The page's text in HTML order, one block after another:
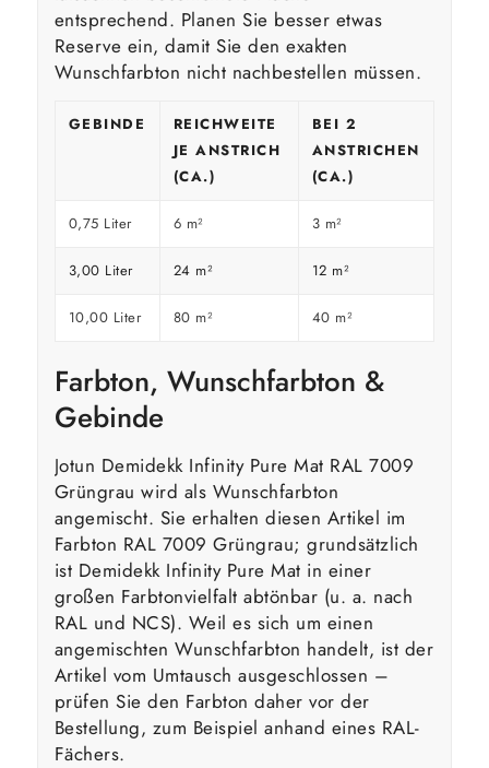
entsprechend. Planen Sie besser etwas
Reserve ein, damit Sie den exakten
Wunschfarbton nicht nachbestellen müssen.
GEBINDE
REICHWEITE
JE ANSTRICH
(CA.)
BEI 2
ANSTRICHEN
(CA.)
0,75 Liter 6 m² 3 m²
3,00 Liter 24 m² 12 m²
10,00 Liter 80 m² 40 m²
Farbton, Wunschfarbton &
Gebinde
Jotun Demidekk Infinity Pure Mat RAL 7009
Grüngrau wird als Wunschfarbton
angemischt. Sie erhalten diesen Artikel im
Farbton RAL 7009 Grüngrau; grundsätzlich
ist Demidekk Infinity Pure Mat in einer
großen Farbtonvielfalt abtönbar (u. a. nach
RAL und NCS). Weil es sich um einen
angemischten Wunschfarbton handelt, ist der
Artikel vom Umtausch ausgeschlossen –
prüfen Sie den Farbton daher vor der
Bestellung, zum Beispiel anhand eines RAL-
Fächers.